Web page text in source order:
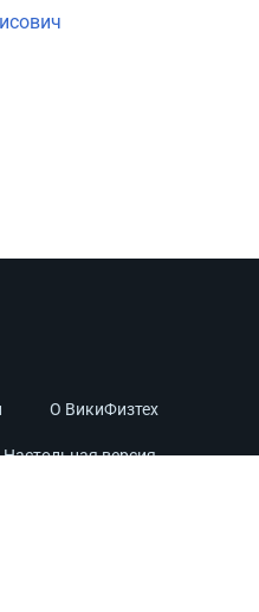
О ВикиФизтех
Настольная версия